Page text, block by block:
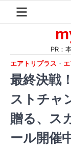
PR：
エアトリプラス
最終決戦
ストチャ
贈る、ス
ール開催